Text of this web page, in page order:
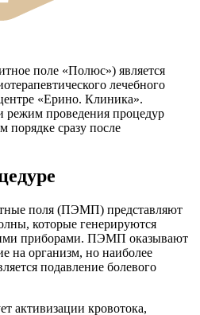
поле «Полюс») является
лечебного
«Ерино. Клиника».
режим проведения процедур
порядке сразу после
поля (ПЭМП) представляют
которые генерируются
приборами. ПЭМП оказывают
на организм, но наиболее
подавление болевого
активизации кровотока,